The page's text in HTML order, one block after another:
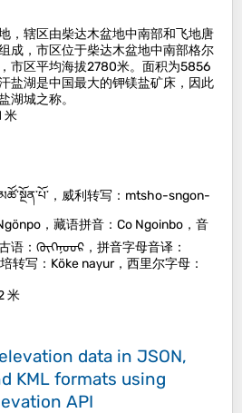
，辖区由柴达木盆地中南部和飞地唐
成，市区位于柴达木盆地中南部格尔
市区平均海拔2780米。面积为5856
盐湖是中国最大的钾镁盐矿床，因此
湖城之称。
米
，威利转写：mtsho-sngon-
，藏语拼音：Co Ngoinbo，音
语：ᠬᠦᠬᠡᠨᠦᠦᠷ，拼音字母音译：
转写：Köke naγur，西里尔字母：
米
data in JSON,
KML formats using
API